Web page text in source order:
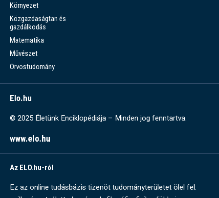
Környezet
Közgazdaságtan és
gazdálkodás
Matematika
Művészet
Orvostudomány
Elo.hu
© 2025 Életünk Enciklopédiája – Minden jog fenntartva.
www.elo.hu
Az ELO.hu-ról
Ez az online tudásbázis tizenöt tudományterületet ölel fel: